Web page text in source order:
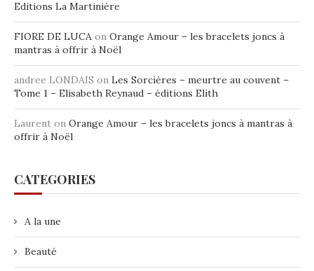
Editions La Martinière
FIORE DE LUCA on Orange Amour – les bracelets joncs à
mantras à offrir à Noël
andree LONDAIS on Les Sorcières – meurtre au couvent –
Tome 1 – Elisabeth Reynaud – éditions Elith
Laurent on Orange Amour – les bracelets joncs à mantras à
offrir à Noël
CATEGORIES
A la une
Beauté